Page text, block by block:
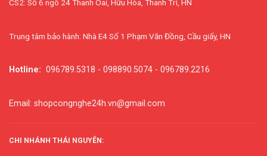
CS2: Số 6 ngõ 24 Thanh Oai, Hữu Hòa, Thanh Trì, HN
Trung tâm bảo hành: Nhà E4 Số 1 Phạm Văn Đồng, Cầu giấy, HN
Hotline: 096789.5318 - 098890.5074 - 096789.2216
Email: shopcongnghe24h.vn@gmail.com
CHI NHÁNH THÁI NGUYÊN: